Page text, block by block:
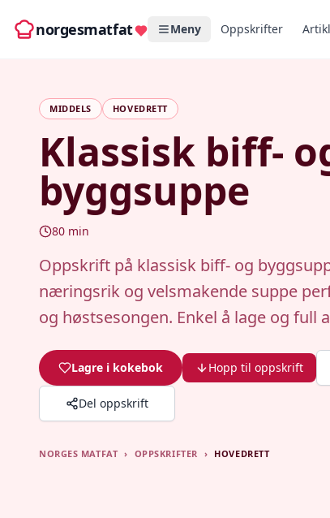
norgesmatfat Meny Oppskrifter
MIDDELS HOVEDRETT
Klassisk biff-
byggsuppe
80 min
Oppskrift på klassisk biff- og
næringsrik og velsmakende suppe
og høstsesongen. Enkel å lage og full
Lagre i kokebok Hopp til oppskrift
Del oppskrift
NORGES MATFAT › OPPSKRIFTER › HOVEDRETT